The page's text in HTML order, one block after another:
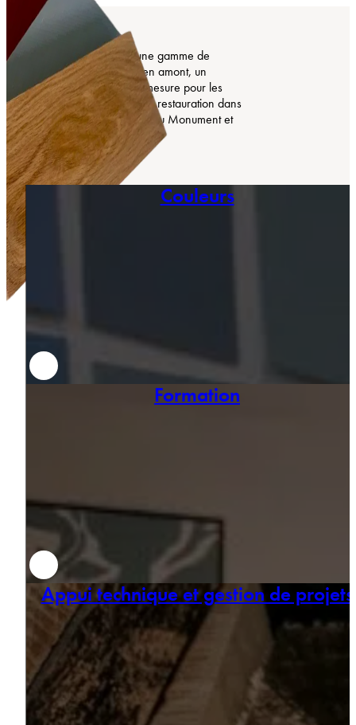
COMTESS propose une gamme de
produits, mais surtout, en amont, un
accompagnement sur-mesure pour les
projets de création et de restauration dans
les univers du Bâtiment, du Monument et
de la « Haute-Peinture ».
Couleurs
Formation
Appui technique et gestion de projets